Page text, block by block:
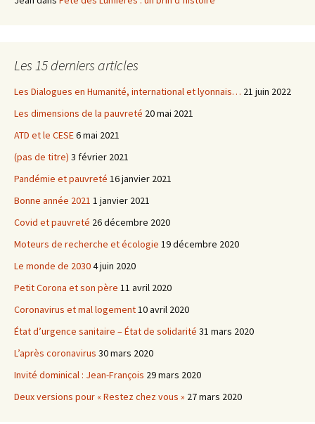
Les 15 derniers articles
Les Dialogues en Humanité, international et lyonnais… 21 juin 2022
Les dimensions de la pauvreté 20 mai 2021
ATD et le CESE6 mai 2021
(pas de titre) 3 février 2021
Pandémie et pauvreté 16 janvier 2021
Bonne année 2021 1 janvier 2021
Covid et pauvreté 26 décembre 2020
Moteurs de recherche et écologie 19 décembre 2020
Le monde de 20304 juin 2020
Petit Corona et son père 11 avril 2020
Coronavirus et mal logement 10 avril 2020
État d’urgence sanitaire – État de solidarité 31 mars 2020
L’après coronavirus 30 mars 2020
Invité dominical : Jean-François 29 mars 2020
Deux versions pour « Restez chez vous » 27 mars 2020